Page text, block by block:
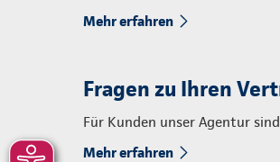
Mehr erfahren
Fragen zu Ihren
Für Kunden unser Agentur
Mehr erfahren